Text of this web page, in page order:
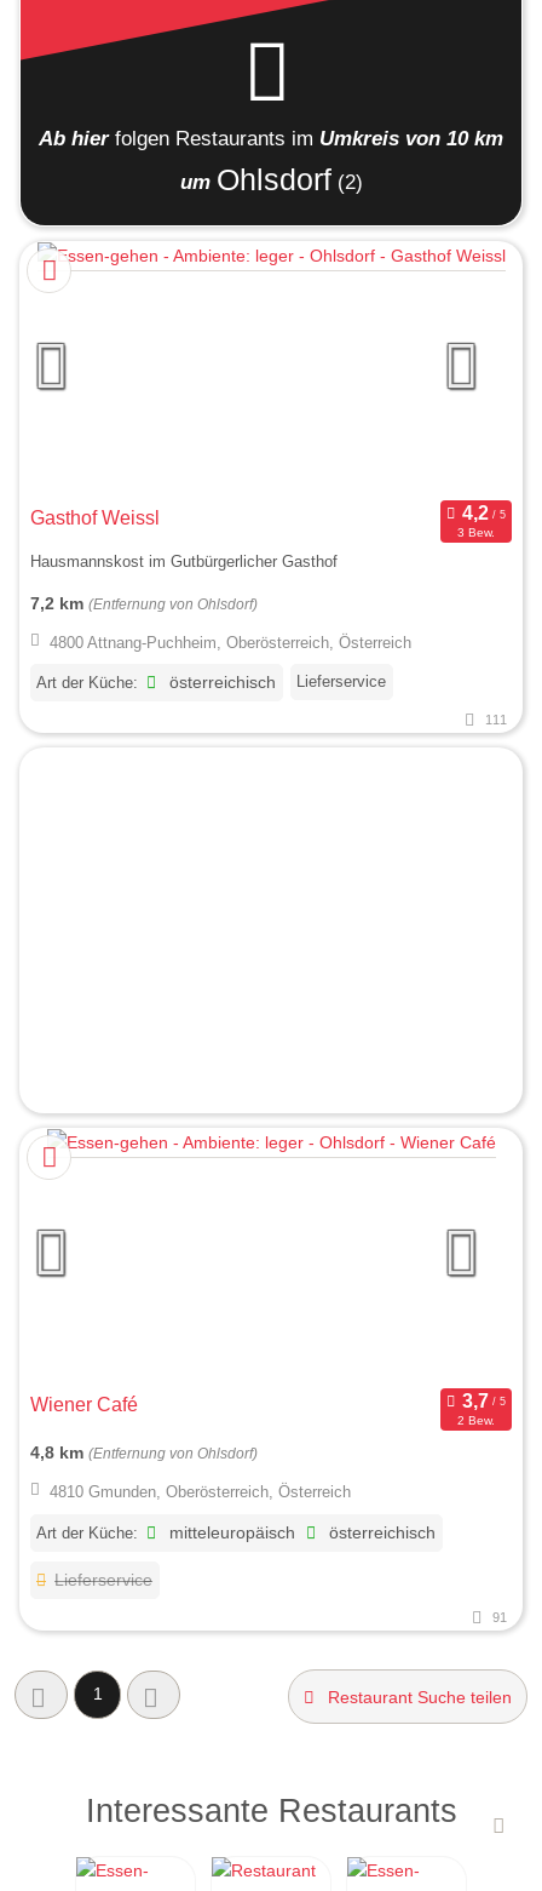
Ab hier folgen Restaurants im Umkreis von 10 km
um Ohlsdorf (2)
Gasthof Weissl
3 Bew.
Hausmannskost im Gutbürgerlicher Gasthof
7,2 km (Entfernung von Ohlsdorf)
4800 Attnang-Puchheim, Oberösterreich, Österreich
Art der Küche: österreichisch Lieferservice
111
Wiener Café
2 Bew.
4,8 km (Entfernung von Ohlsdorf)
4810 Gmunden, Oberösterreich, Österreich
Art der Küche: mitteleuropäisch österreichisch
Lieferservice
91
1 Restaurant Suche teilen
Interessante Restaurants